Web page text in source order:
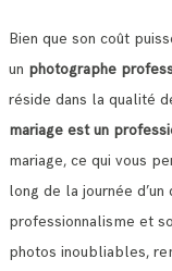
Bien que son coût
un photographe
réside dans la qualité
mariage est un
mariage, ce qui vous
long de la journée
professionnalisme et
photos inoubliables,